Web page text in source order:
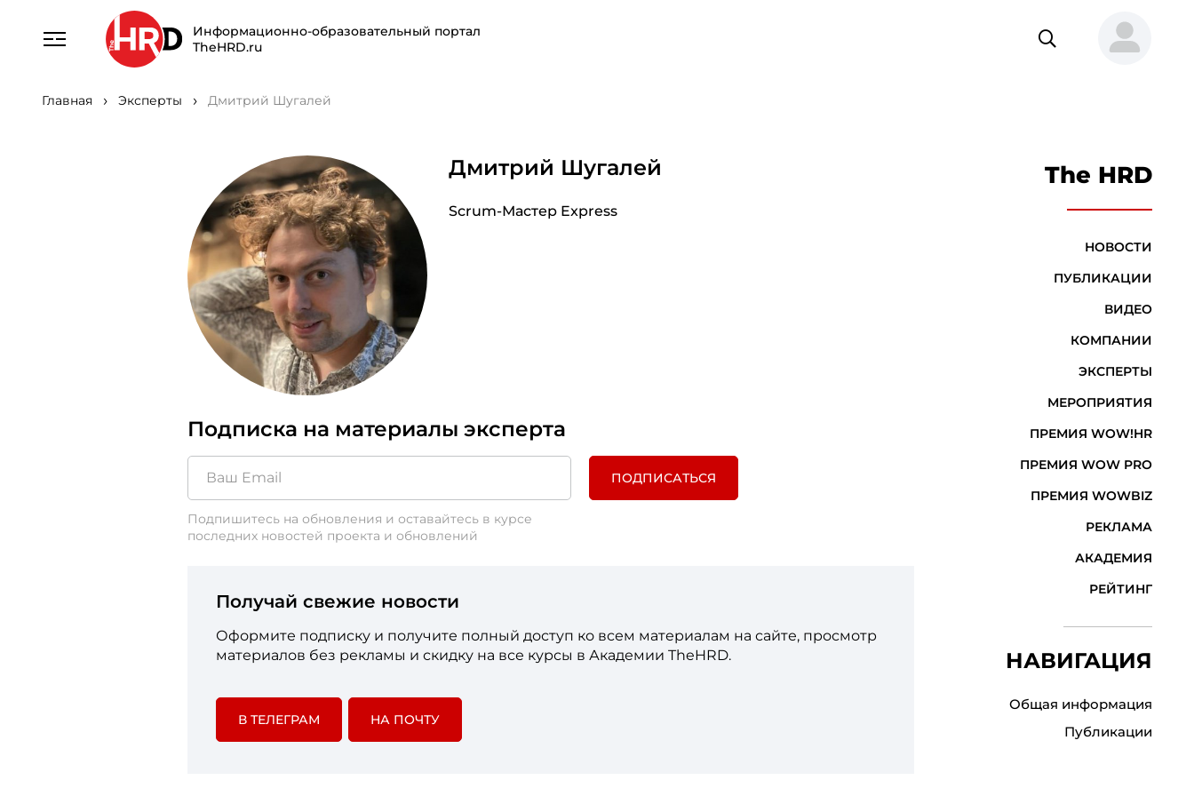
Информационно-образовательный портал
TheHRD.ru
Главная Эксперты Дмитрий Шугалей
Дмитрий Шугалей
Scrum-Мастер Express
Подписка на материалы эксперта
Подпишитесь на обновления и оставайтесь в курсе
последних новостей проекта и обновлений
ПОДПИСАТЬСЯ
Получай свежие новости
Оформите подписку и получите полный доступ ко всем материалам на сайте, просмотр
материалов без рекламы и скидку на все курсы в Академии TheHRD.
В ТЕЛЕГРАМ НА ПОЧТУ
The HRD
НОВОСТИ
ПУБЛИКАЦИИ
ВИДЕО
КОМПАНИИ
ЭКСПЕРТЫ
МЕРОПРИЯТИЯ
ПРЕМИЯ WOW!HR
ПРЕМИЯ WOW PRO
ПРЕМИЯ WOWBIZ
РЕКЛАМА
АКАДЕМИЯ
РЕЙТИНГ
НАВИГАЦИЯ
Общая информация
Публикации